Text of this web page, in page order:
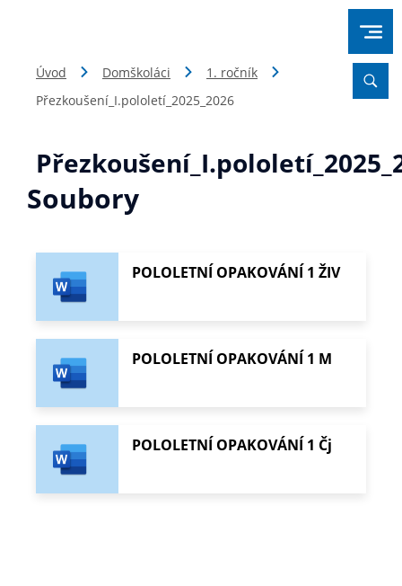
Úvod Domškoláci
1. ročník
Přezkoušení_I.pololetí_2025_2026
Soubory
POLOLETNÍ OPAKOVÁNÍ 1 ŽIV
POLOLETNÍ OPAKOVÁNÍ 1 M
POLOLETNÍ OPAKOVÁNÍ 1 Čj